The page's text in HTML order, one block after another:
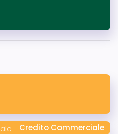
Credito Commerciale